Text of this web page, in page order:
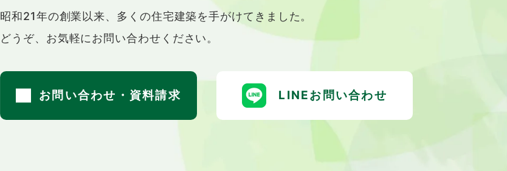
昭和21年の創業以来、 多くの住宅建築を手がけてきました。
どうぞ、お気軽にお問い合わせください。
お問い合わせ・資料請求 LINEお問い合わせ